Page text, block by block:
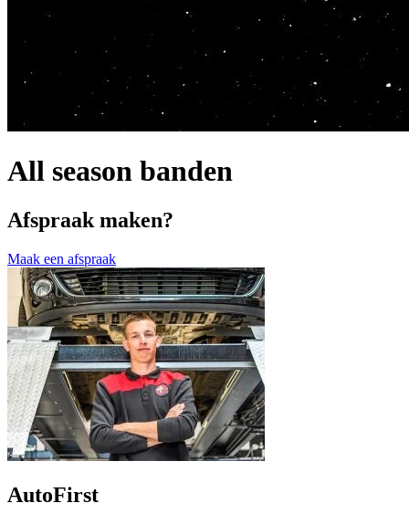
All season banden
Afspraak maken?
Maak een afspraak
AutoFirst